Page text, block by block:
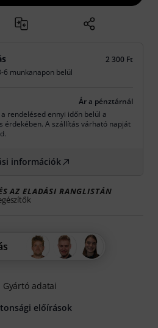
2 300 Ft
6 munkanapon belül
Ár a pénztárnál
rendelésed ennyi időn belül a
érdekében. A szállítás várható napját
információk
AZ ELADÁSI RANGLISTÁN
Gyártó adatai
előírások